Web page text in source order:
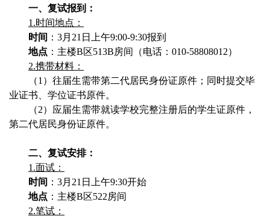
一、复试报到：
1.时间地点：
时间 ： 3月 21 日上午9:00-9:30报到
地点 ：主楼B区513B房间（电话： 010-58808012）
2.携带材料：
（1 ）往届生需带第二代居民身份证原件；同时提交毕
业证书、学位证书原件。
（2）应届生需带就读学校完整注册后的学生证原件，
第二代居民身份证原件。
二、复试安排：
1.面试：
时间 ： 3月 21 日上午9:30开始
地点 ：主楼B区522房间
2.笔试：